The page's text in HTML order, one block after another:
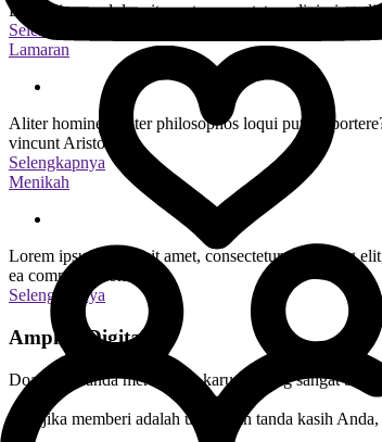
Lorem ipsum dolor sit amet, consectetur adipiscing
Selengkapnya
Lamaran
Aliter homines, aliter philosophos loqui putas
vincunt Aristonem.
Selengkapnya
Menikah
Lorem ipsum dolor sit amet, consectetur adipiscing
ea commodo consequat.
Selengkapnya
Amplop Digital
Doa Restu anda merupakan karunia yang sangat
Dan jika memberi adalah ungkapan tanda kasih